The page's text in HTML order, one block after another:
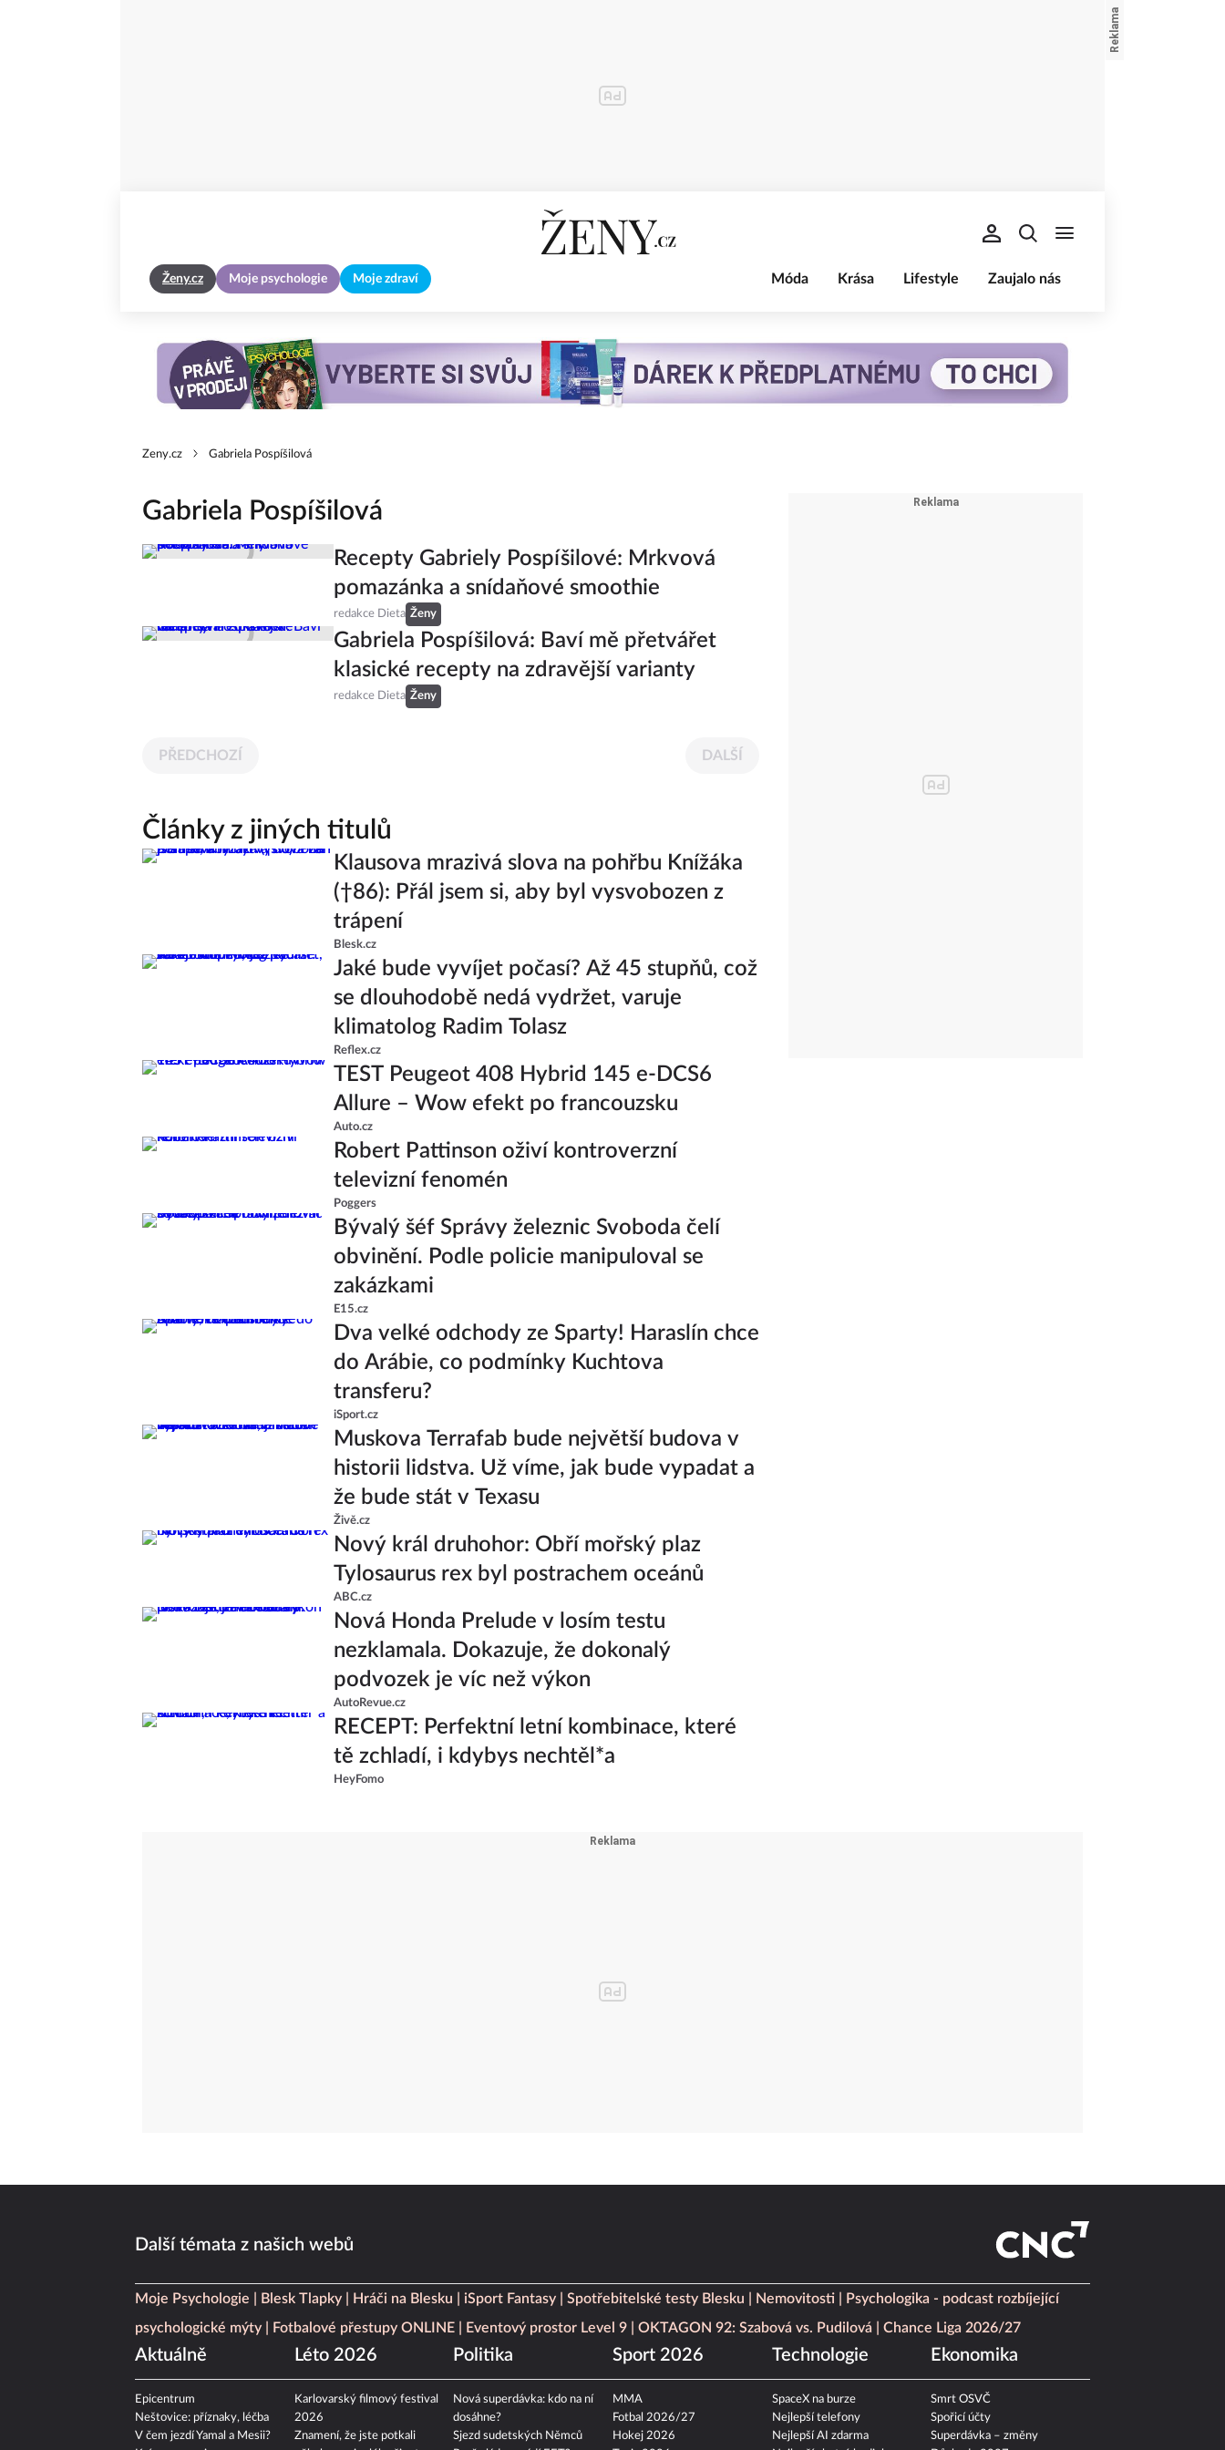
Ženy.cz Moje psychologie Moje zdraví Móda Krása Lifestyle Zaujalo nás
Zeny.cz Gabriela Pospíšilová
Gabriela Pospíšilová
Recepty Gabriely Pospíšilové: Mrkvová
pomazánka a snídaňové smoothie
redakce Dieta Ženy
Gabriela Pospíšilová: Baví mě přetvářet
klasické recepty na zdravější varianty
redakce Dieta Ženy
PŘEDCHOZÍ DALŠÍ
Články z jiných titulů
Klausova mrazivá slova na pohřbu Knížáka
(†86): Přál jsem si, aby byl vysvobozen z
trápení
Blesk.cz
Jaké bude vyvíjet počasí? Až 45 stupňů, což
se dlouhodobě nedá vydržet, varuje
klimatolog Radim Tolasz
Reflex.cz
TEST Peugeot 408 Hybrid 145 e-DCS6
Allure – Wow efekt po francouzsku
Auto.cz
Robert Pattinson oživí kontroverzní
televizní fenomén
Poggers
Bývalý šéf Správy železnic Svoboda čelí
obvinění. Podle policie manipuloval se
zakázkami
E15.cz
Dva velké odchody ze Sparty! Haraslín chce
do Arábie, co podmínky Kuchtova
transferu?
iSport.cz
Muskova Terrafab bude největší budova v
historii lidstva. Už víme, jak bude vypadat a
že bude stát v Texasu
Živě.cz
Nový král druhohor: Obří mořský plaz
Tylosaurus rex byl postrachem oceánů
ABC.cz
Nová Honda Prelude v losím testu
nezklamala. Dokazuje, že dokonalý
podvozek je víc než výkon
AutoRevue.cz
RECEPT: Perfektní letní kombinace, které
tě zchladí, i kdybys nechtěl*a
HeyFomo
Další témata z našich webů
Moje Psychologie Blesk Tlapky Hráči na Blesku iSport Fantasy Spotřebitelské testy Blesku Nemovitosti
Psychologika - podcast rozbíjející
psychologické mýty
Fotbalové přestupy ONLINE Eventový prostor Level 9 OKTAGON 92: Szabová vs. Pudilová Chance Liga 2026/27
Aktuálně
Epicentrum
Neštovice: příznaky, léčba
V čem jezdí Yamal a Mesii?
Léto 2026
Karlovarský filmový festival
2026
Znamení, že jste potkali
Politika
Nová superdávka: kdo na ní
dosáhne?
Sjezd sudetských Němců
Sport 2026
MMA
Fotbal 2026/27
Hokej 2026
Technologie
SpaceX na burze
Nejlepší telefony
Nejlepší AI zdarma
Ekonomika
Smrt OSVČ
Spořicí účty
Superdávka – změny